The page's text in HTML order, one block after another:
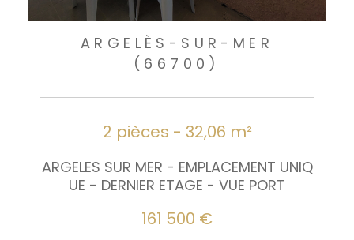
ARGELÈS-SUR-MER
(66700)
2 pièces - 32,06 m²
ARGELES SUR MER - EMPLACEMENT UNIQ
UE - DERNIER ETAGE - VUE PORT
161 500 €